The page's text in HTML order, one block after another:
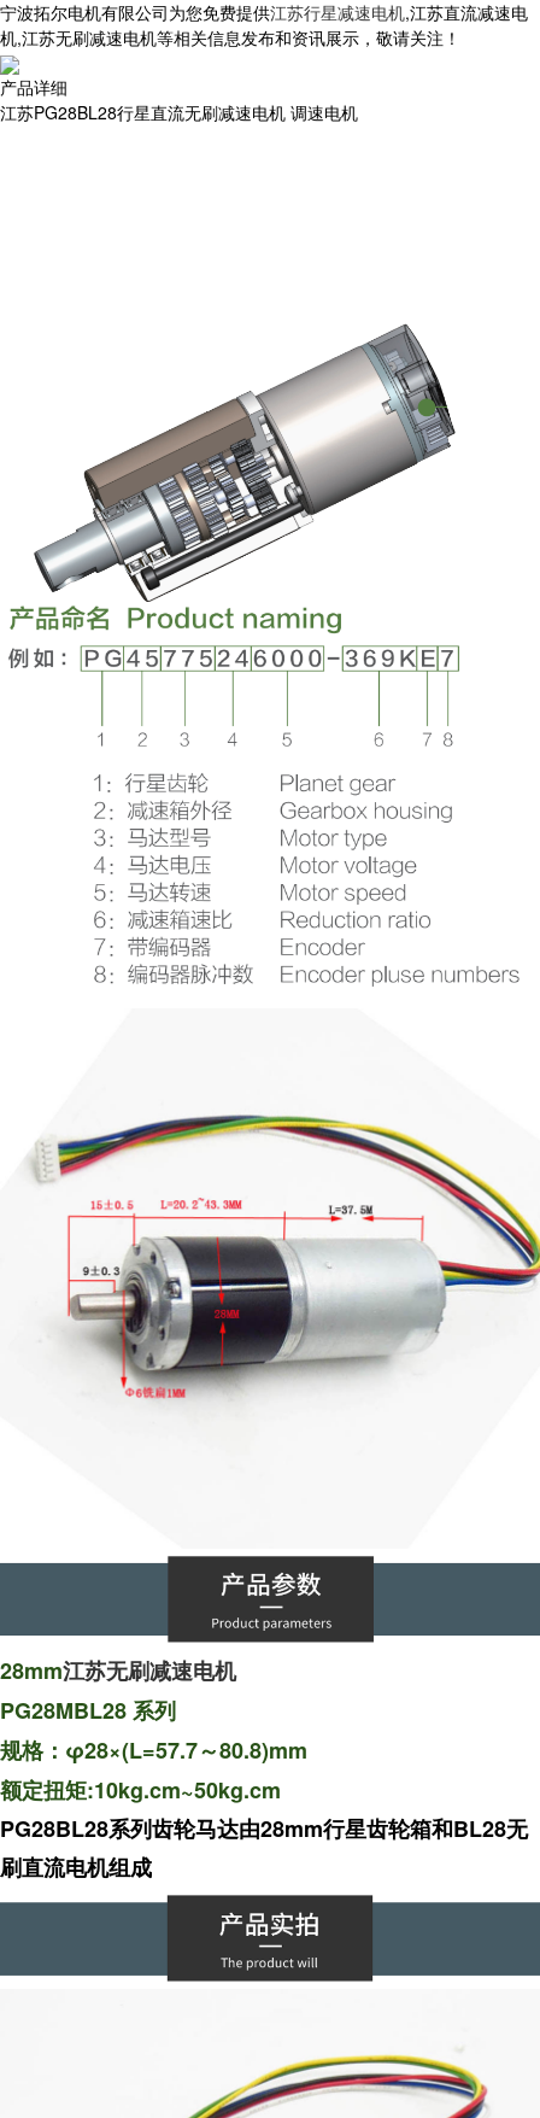
宁波拓尔电机有限公司为您免费提供江苏行星减速电机,江苏直流减速电
机,江苏无刷减速电机等相关信息发布和资讯展示，敬请关注！
产品详细
江苏PG28BL28行星直流无刷减速电机 调速电机
28mm江苏无刷减速电机
PG28MBL28 系列
规格：φ28×(L=57.7～80.8)mm
额定扭矩:10kg.cm~50kg.cm
PG28BL28系列齿轮马达由28mm行星齿轮箱和BL28无
刷直流电机组成